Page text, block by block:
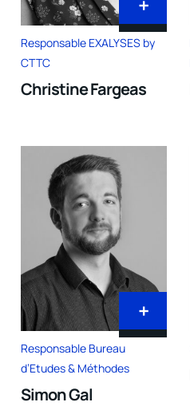
Responsable EXALYSES by
CTTC
Christine Fargeas
+
Responsable Bureau
d’Etudes & Méthodes
Simon Gal